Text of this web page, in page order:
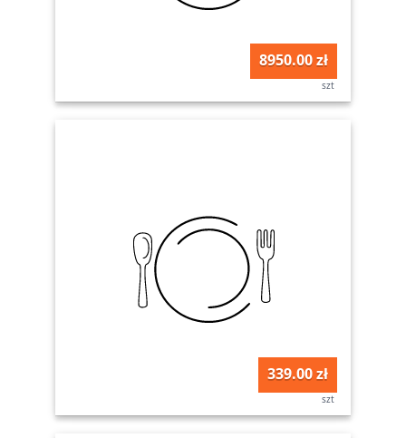
8950.00 zł
szt
339.00 zł
szt